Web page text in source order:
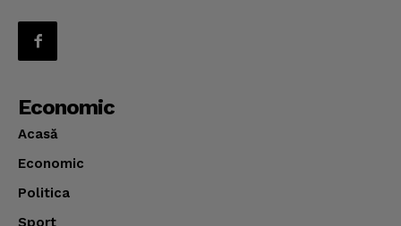
Economic
Acasă
Economic
Politica
Sport